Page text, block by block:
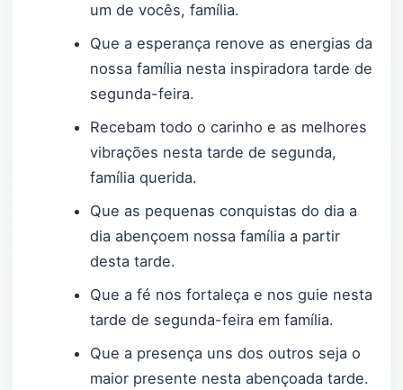
um de vocês, família.
Que a esperança renove as energias da
nossa família nesta inspiradora tarde de
segunda-feira.
Recebam todo o carinho e as melhores
vibrações nesta tarde de segunda,
família querida.
Que as pequenas conquistas do dia a
dia abençoem nossa família a partir
desta tarde.
Que a fé nos fortaleça e nos guie nesta
tarde de segunda-feira em família.
Que a presença uns dos outros seja o
maior presente nesta abençoada tarde.